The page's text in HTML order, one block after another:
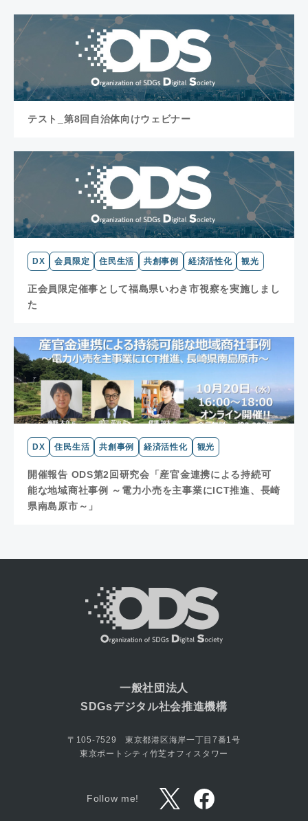
テスト_第8回自治体向けウェビナー
DX 会員限定 住民生活 共創事例 経済活性化 観光
正会員限定催事として福島県いわき市視察を実施しまし
た
DX 住民生活 共創事例 経済活性化 観光
開催報告 ODS第2回研究会「産官金連携による持続可
能な地域商社事例 ～電力小売を主事業にICT推進、長崎
県南島原市～」
一般社団法人
SDGsデジタル社会推進機構
〒105-7529 東京都港区海岸一丁目7番1号
東京ポートシティ竹芝オフィスタワー
Follow me!